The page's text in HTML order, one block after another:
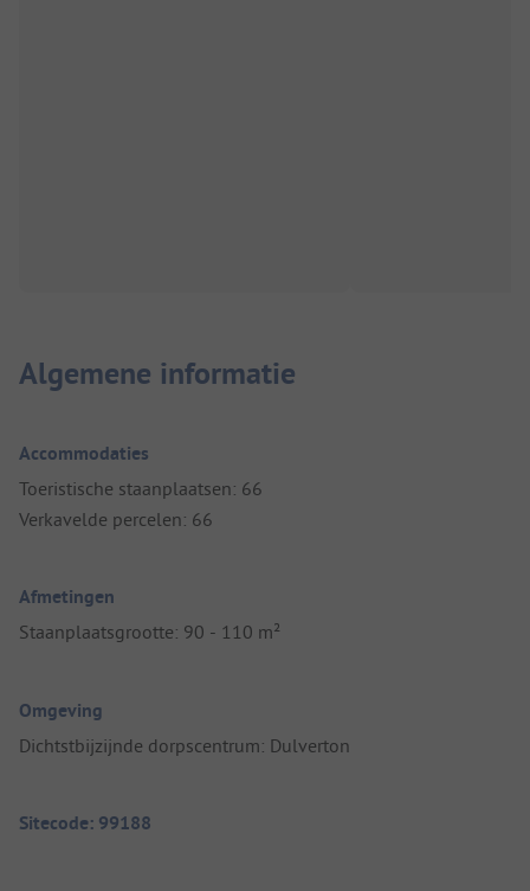
Algemene informatie
Accommodaties
Toeristische staanplaatsen: 66
Verkavelde percelen: 66
Afmetingen
Staanplaatsgrootte: 90 - 110 m²
Omgeving
Dichtstbijzijnde dorpscentrum: Dulverton
Sitecode: 99188